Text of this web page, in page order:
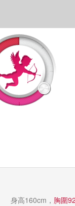
身高160cm， 胸圍